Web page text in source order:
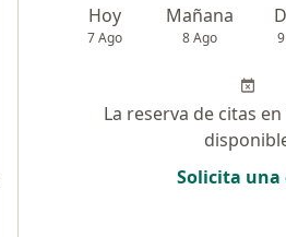
Hoy
7 Ago
Mañana
8 Ago
La reserva de citas
Solicita una